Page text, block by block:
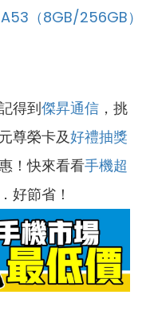
（8GB/256GB）
得到傑昇通信 ，挑
尊榮卡及好禮抽獎
！快來看看手機超
好節省！